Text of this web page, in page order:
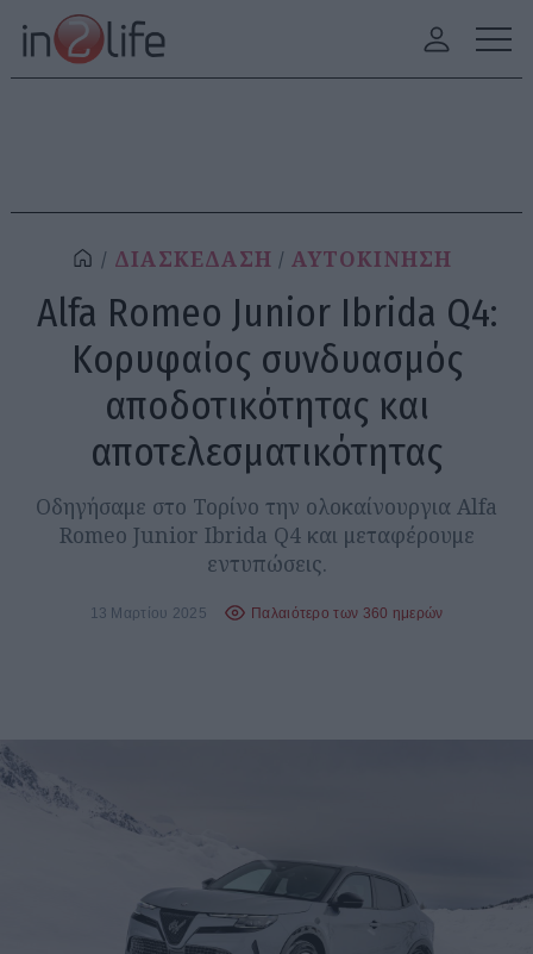
ΔΙΑΣΚΕΔΑΣΗ ΑΥΤΟΚΙΝΗΣΗ
Alfa Romeo Junior Ibrida Q4:
Κορυφαίος συνδυασμός
αποδοτικότητας και
αποτελεσματικότητας
Οδηγήσαμε στο Τορίνο την ολοκαίνουργια Alfa
Romeo Junior Ibrida Q4 και μεταφέρουμε
εντυπώσεις.
13 Μαρτίου 2025 Παλαιότερο των 360 ημερών